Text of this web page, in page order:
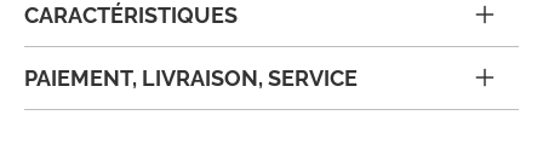
CARACTÉRISTIQUES
PAIEMENT, LIVRAISON, SERVICE